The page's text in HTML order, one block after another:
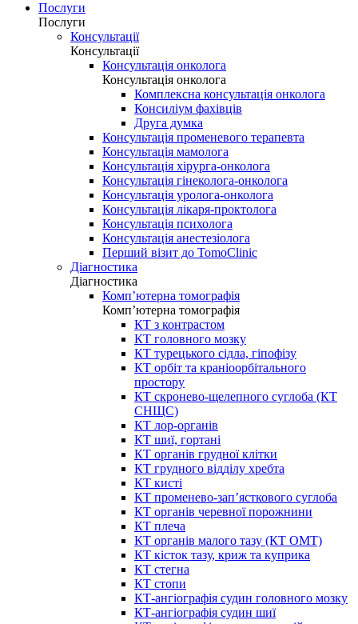
Послуги
Послуги
Консультації
Консультації
Консультація онколога
Консультація онколога
Комплексна консультація онколога
Консиліум фахівців
Друга думка
Консультація променевого терапевта
Консультація мамолога
Консультація хірурга-онколога
Консультація гінеколога-онколога
Консультація уролога-онколога
Консультація лікаря-проктолога
Консультація психолога
Консультація анестезіолога
Перший візит до TomoClinic
Діагностика
Діагностика
Комп’ютерна томографія
Комп’ютерна томографія
КТ з контрастом
КТ головного мозку
КТ турецького сідла, гіпофізу
КТ орбіт та краніоорбітального
простору
КТ скронево-щелепного суглоба (КТ
СНЩС)
КТ лор-органів
КТ шиї, гортані
КТ органів грудної клітки
КТ грудного відділу хребта
КТ кисті
КТ променево-зап’ясткового суглоба
КТ органів черевної порожнини
КТ плеча
КТ органів малого тазу (КТ ОМТ)
КТ кісток тазу, криж та куприка
КТ стегна
КТ стопи
КТ-ангіографія судин головного мозку
КТ-ангіографія судин шиї